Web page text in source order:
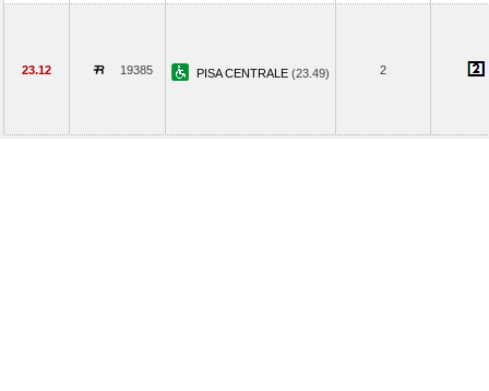
23.12 19385 PISA CENTRALE (23.49) 2